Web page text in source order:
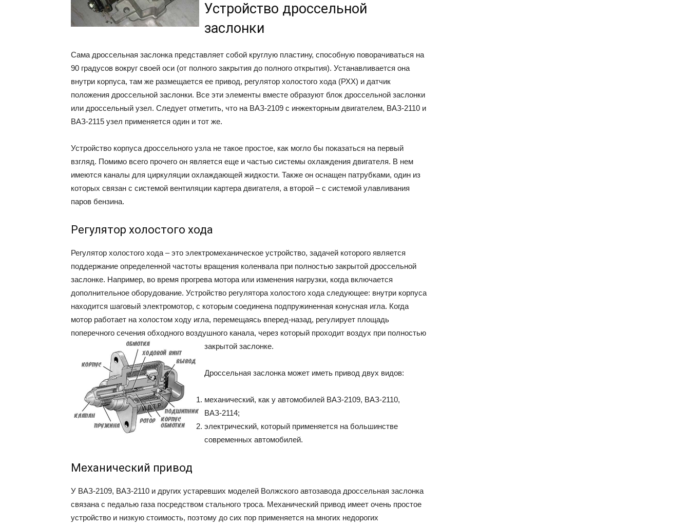
Устройство дроссельной
заслонки
Сама дроссельная заслонка представляет собой круглую пластину, способную поворачиваться на
90 градусов вокруг своей оси (от полного закрытия до полного открытия). Устанавливается она
внутри корпуса, там же размещается ее привод, регулятор холостого хода (РХХ) и датчик
положения дроссельной заслонки. Все эти элементы вместе образуют блок дроссельной заслонки
или дроссельный узел. Следует отметить, что на ВАЗ-2109 с инжекторным двигателем, ВАЗ-2110 и
ВАЗ-2115 узел применяется один и тот же.
Устройство корпуса дроссельного узла не такое простое, как могло бы показаться на первый
взгляд. Помимо всего прочего он является еще и частью системы охлаждения двигателя. В нем
имеются каналы для циркуляции охлаждающей жидкости. Также он оснащен патрубками, один из
которых связан с системой вентиляции картера двигателя, а второй – с системой улавливания
паров бензина.
Регулятор холостого хода
Регулятор холостого хода – это электромеханическое устройство, задачей которого является
поддержание определенной частоты вращения коленвала при полностью закрытой дроссельной
заслонке. Например, во время прогрева мотора или изменения нагрузки, когда включается
дополнительное оборудование. Устройство регулятора холостого хода следующее: внутри корпуса
находится шаговый электромотор, с которым соединена подпружиненная конусная игла. Когда
мотор работает на холостом ходу игла, перемещаясь вперед-назад, регулирует площадь
поперечного сечения обходного воздушного канала, через который проходит воздух при полностью
закрытой заслонке.
Дроссельная заслонка может иметь привод двух видов:
механический, как у автомобилей ВАЗ-2109, ВАЗ-2110,
ВАЗ-2114;
электрический, который применяется на большинстве
современных автомобилей.
Механический привод
У ВАЗ-2109, ВАЗ-2110 и других устаревших моделей Волжского автозавода дроссельная заслонка
связана с педалью газа посредством стального троса. Механический привод имеет очень простое
устройство и низкую стоимость, поэтому до сих пор применяется на многих недорогих